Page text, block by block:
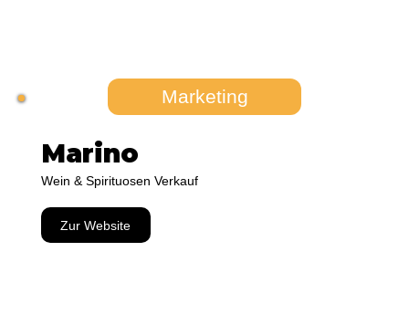
Marino
Wein & Spirituosen Verkauf
Zur Website
Marketing